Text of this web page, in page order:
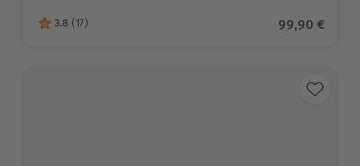
3.8 von 5 Sternen basierend auf 17 Bewertungen
3.8 (17) Aktueller
99,90 €